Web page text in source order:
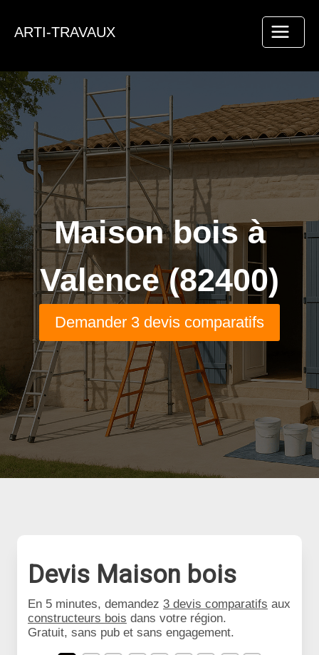
ARTI-TRAVAUX
Maison bois à
Valence (82400)
Demander 3 devis comparatifs
Devis Maison bois
En 5 minutes, demandez 3 devis comparatifs aux
constructeurs bois dans votre région.
Gratuit, sans pub et sans engagement.